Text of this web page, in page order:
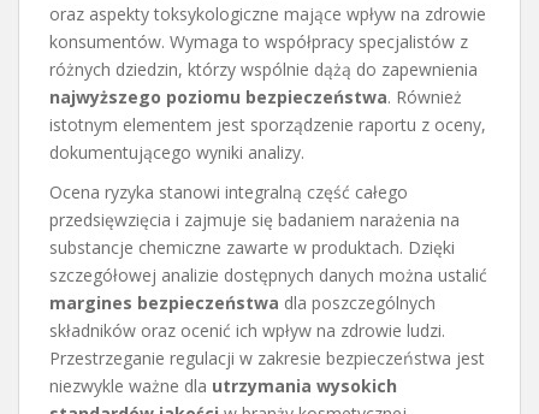
oraz aspekty toksykologiczne mające wpływ na zdrowie
konsumentów. Wymaga to współpracy specjalistów z
różnych dziedzin, którzy wspólnie dążą do zapewnienia
najwyższego poziomu bezpieczeństwa. Również
istotnym elementem jest sporządzenie raportu z oceny,
dokumentującego wyniki analizy.
Ocena ryzyka stanowi integralną część całego
przedsięwzięcia i zajmuje się badaniem narażenia na
substancje chemiczne zawarte w produktach. Dzięki
szczegółowej analizie dostępnych danych można ustalić
margines bezpieczeństwa dla poszczególnych
składników oraz ocenić ich wpływ na zdrowie ludzi.
Przestrzeganie regulacji w zakresie bezpieczeństwa jest
niezwykle ważne dla utrzymania wysokich